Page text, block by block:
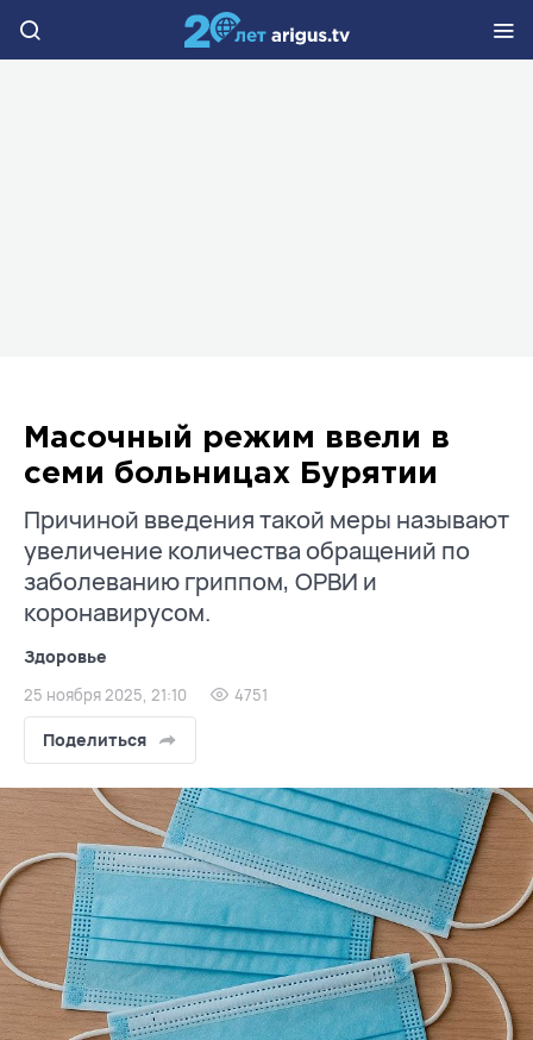
Масочный режим ввели в
семи больницах Бурятии
Причиной введения такой меры называют
увеличение количества обращений по
заболеванию гриппом, ОРВИ и
коронавирусом.
Здоровье
25 ноября 2025, 21:10 4751
Поделиться